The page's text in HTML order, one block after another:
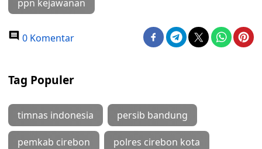
ppn kejawanan
0 Komentar
Tag Populer
timnas indonesia persib bandung
pemkab cirebon polres cirebon kota